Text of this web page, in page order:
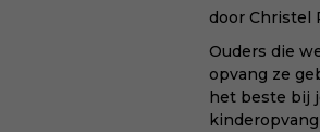
door Christel
Ouders die
opvang ze
het beste bij